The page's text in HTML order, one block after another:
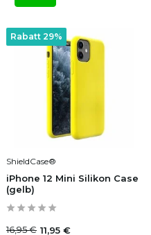
Rabatt 29%
ShieldCase®
iPhone 12 Mini Silikon Case
(gelb)
16,95 € 11,95 €